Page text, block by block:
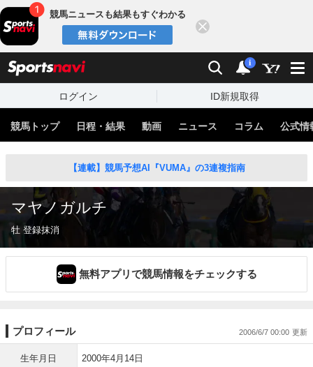
競馬ニュースも結果もすぐわかる
検索 通知
i
ログイン ID新規取得
競馬トップ 日程・結果 動画 ニュース コラム 公式情
【連載】競馬予想AI『VUMA』の3連複指南
マヤノガルチ
牡 登録抹消
無料アプリで競馬情報をチェックする
プロフィール 2006/6/7 00:00
生年月日 2000年4月14日